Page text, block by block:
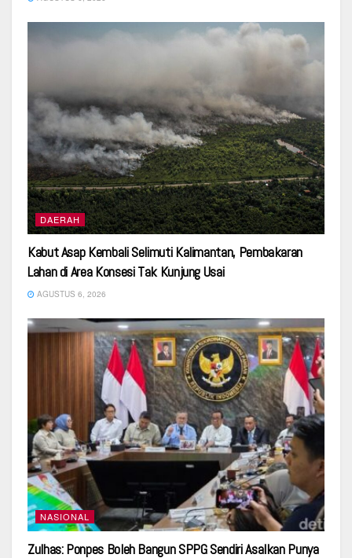
DAERAH
Kabut Asap Kembali Selimuti Kalimantan, Pembakaran
Lahan di Area Konsesi Tak Kunjung Usai
AGUSTUS 6, 2026
NASIONAL
Zulhas: Ponpes Boleh Bangun SPPG Sendiri Asalkan Punya